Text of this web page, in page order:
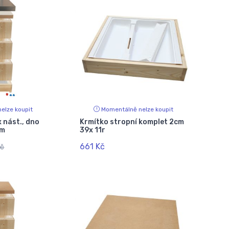
koupit
nást., dno
Momentálně nelze koupit
Krmítko stropní komplet 2cm
39x 11r
661 Kč